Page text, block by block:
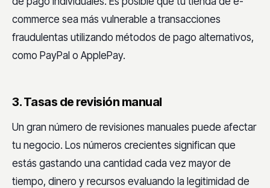
commerce sea más vulnerable a transacciones
fraudulentas utilizando métodos de pago alternativos,
como PayPal o ApplePay.
3. Tasas de revisión manual
Un gran número de revisiones manuales puede afectar
tu negocio. Los números crecientes significan que
estás gastando una cantidad cada vez mayor de
tiempo, dinero y recursos evaluando la legitimidad de